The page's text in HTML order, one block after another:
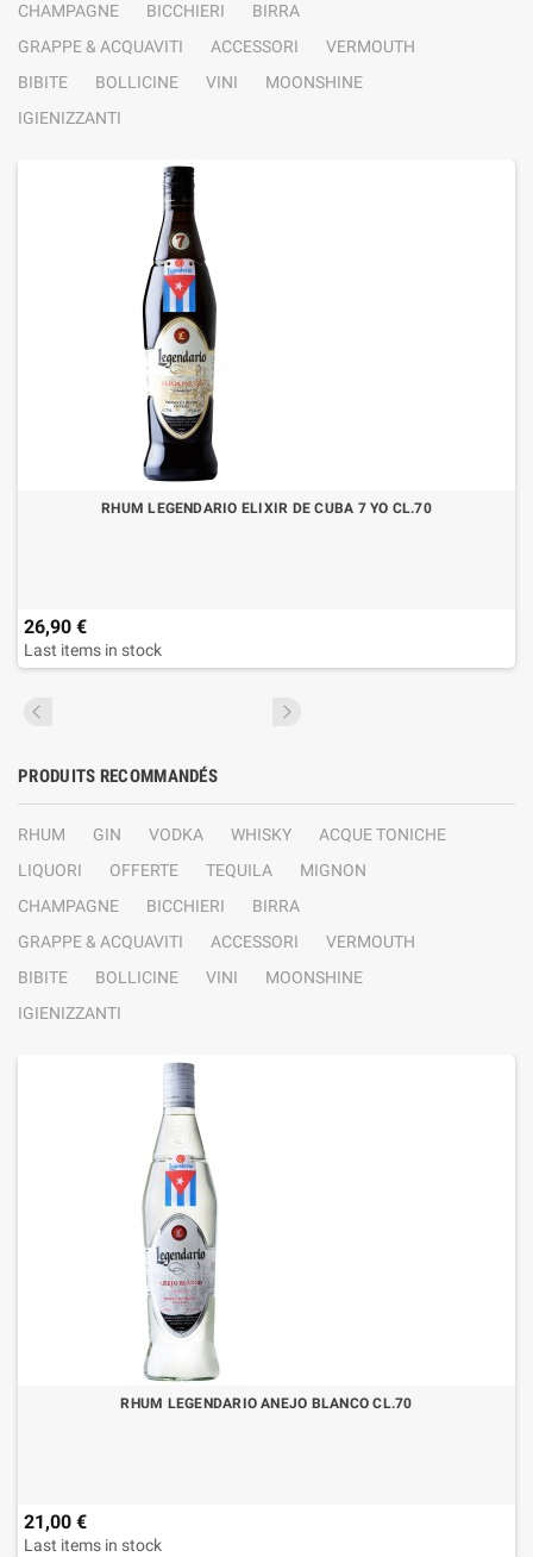
CHAMPAGNE BICCHIERI
BIRRA
GRAPPE & ACQUAVITI
ACCESSORI
VERMOUTH
BIBITE
BOLLICINE VINI
MOONSHINE
IGIENIZZANTI
RHUM LEGENDARIO ELIXIR DE CUBA 7 YO CL.70
26,90 €
Last items in stock
PRODUITS RECOMMANDÉS
RHUM GIN VODKA WHISKY
ACQUE TONICHE
LIQUORI
OFFERTE TEQUILA
MIGNON
CHAMPAGNE
BICCHIERI
BIRRA
GRAPPE & ACQUAVITI
ACCESSORI
VERMOUTH
BIBITE
BOLLICINE VINI
MOONSHINE
IGIENIZZANTI
RHUM LEGENDARIO ANEJO BLANCO CL.70
21,00 €
Last items in stock